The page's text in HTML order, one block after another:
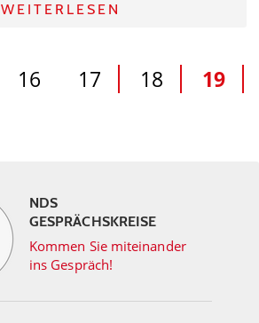
WEITERLESEN
16 17 18 19
NDS
GESPRÄCHSKREISE
Kommen Sie miteinander
ins Gespräch!